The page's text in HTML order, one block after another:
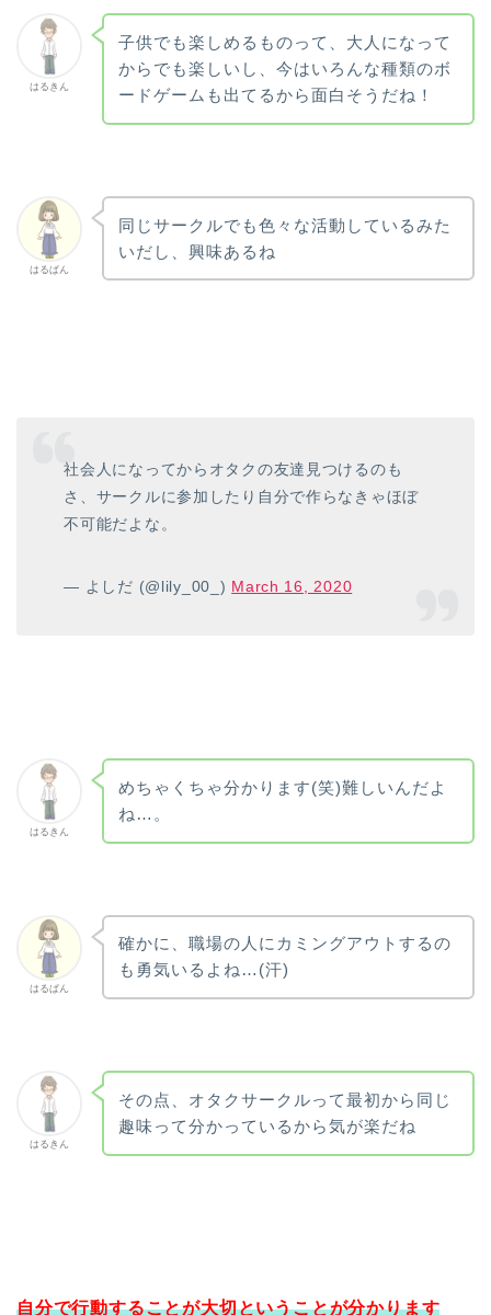
はるきん
子供でも楽しめるものって、大人になって
からでも楽しいし、今はいろんな種類のボ
ードゲームも出てるから面白そうだね！
はるぱん
同じサークルでも色々な活動しているみた
いだし、興味あるね
社会人になってからオタクの友達見つけるのも
さ、サークルに参加したり自分で作らなきゃほぼ
不可能だよな。
— よしだ (@lily_00_) March 16, 2020
はるきん
めちゃくちゃ分かります(笑)難しいんだよ
ね…。
はるぱん
確かに、職場の人にカミングアウトするの
も勇気いるよね…(汗)
はるきん
その点、オタクサークルって最初から同じ
趣味って分かっているから気が楽だね
自分で行動することが大切ということが分かります